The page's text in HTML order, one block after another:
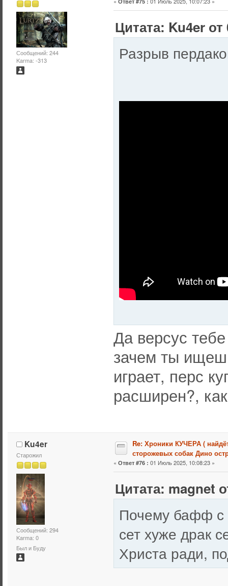
Сообщений: 244
Karma: -313
Цитата: Ku4er
Разрыв
Да версус
зачем ты
играет, перс
расширен?,
Ku4er
Старожил
Сообщений: 294
Karma: 0
Был и Буду
Re: Хроники КУЧЕРА (
сторожевых собак Дино
« Ответ #76 : 01 Июль 2025, 10:08:23 »
Цитата: magnet
Почему бафф с
сет хуже драк
Христа ради,